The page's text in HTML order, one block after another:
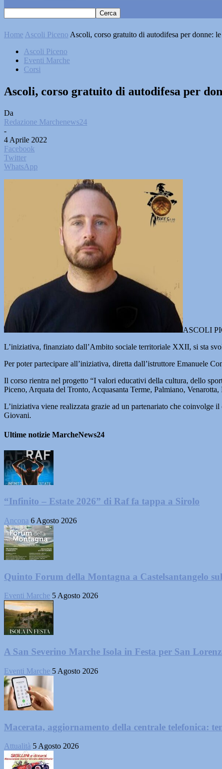
Home Ascoli Piceno Ascoli, corso gratuito di autodifesa per donne:
Ascoli Piceno
Eventi Marche
Corsi
Ascoli, corso gratuito di autodifesa per
Da
Redazione Marchenews24
-
4 Aprile 2022
Facebook
Twitter
WhatsApp
ASCOLI
L’iniziativa, finanziato dall’Ambito sociale territoriale XXII, si sta
Per poter partecipare all’iniziativa, diretta dall’istruttore Emanuele
Il corso rientra nel progetto “I valori educativi della cultura, dello
Piceno, Arquata del Tronto, Acquasanta Terme, Palmiano,
L’iniziativa viene realizzata grazie ad un partenariato che
Giovani.
Ultime notizie MarcheNews24
“Infinito – Estate 2026” di Raf fa tappa a Sirolo
Ancona 6 Agosto 2026
Quinto Forum della Montagna a Castelsantangelo
Eventi Marche 5 Agosto 2026
A San Severino Marche Isola in Festa per San
Eventi Marche 5 Agosto 2026
Macerata, aggiornamento della centrale telefonica:
Attualità 5 Agosto 2026